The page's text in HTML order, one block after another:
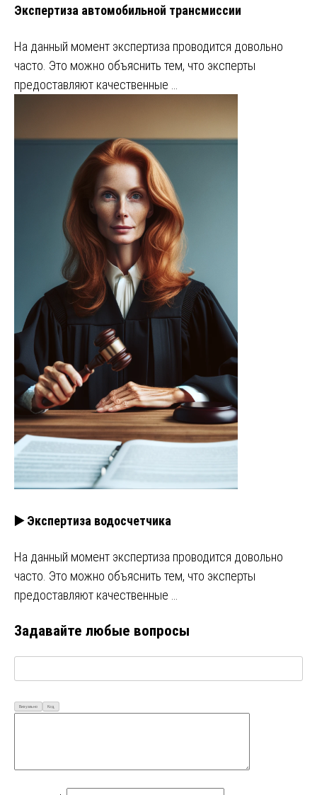
Экспертиза автомобильной трансмиссии
На данный момент экспертиза проводится довольно
часто. Это можно объяснить тем, что эксперты
предоставляют качественные …
▶️ Экспертиза водосчетчика
На данный момент экспертиза проводится довольно
часто. Это можно объяснить тем, что эксперты
предоставляют качественные …
Задавайте любые вопросы
Визуально Код